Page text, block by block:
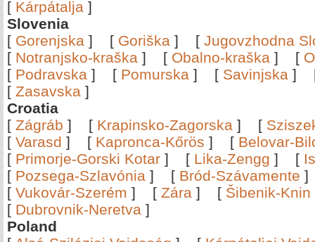
[ Kárpátalja ]
Slovenia
[ Gorenjska ] [ Goriška ] [ Jugovzhodna
[ Notranjsko-kraška ] [ Obalno-kraška ] [
[ Podravska ] [ Pomurska ] [ Savinjska ]
[ Zasavska ]
Croatia
[ Zágráb ] [ Krapinsko-Zagorska ] [
[ Varasd ] [ Kapronca-Kőrös ] [ Belovar-
[ Primorje-Gorski Kotar ] [ Lika-Zengg ] [
[ Pozsega-Szlavónia ] [ Bród-Szávamente
[ Vukovár-Szerém ] [ Zára ] [ Šibenik-Knin
[ Dubrovnik-Neretva ]
Poland